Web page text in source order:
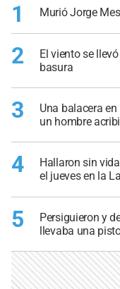
1 Murió Jorge
2
El viento se
basura
3
Una balacera
un hombre
4
Hallaron sin
el jueves en la
5
Persiguieron y
llevaba una